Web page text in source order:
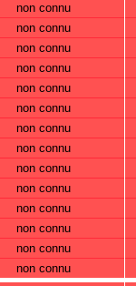
non connu
non connu
non connu
non connu
non connu
non connu
non connu
non connu
non connu
non connu
non connu
non connu
non connu
non connu